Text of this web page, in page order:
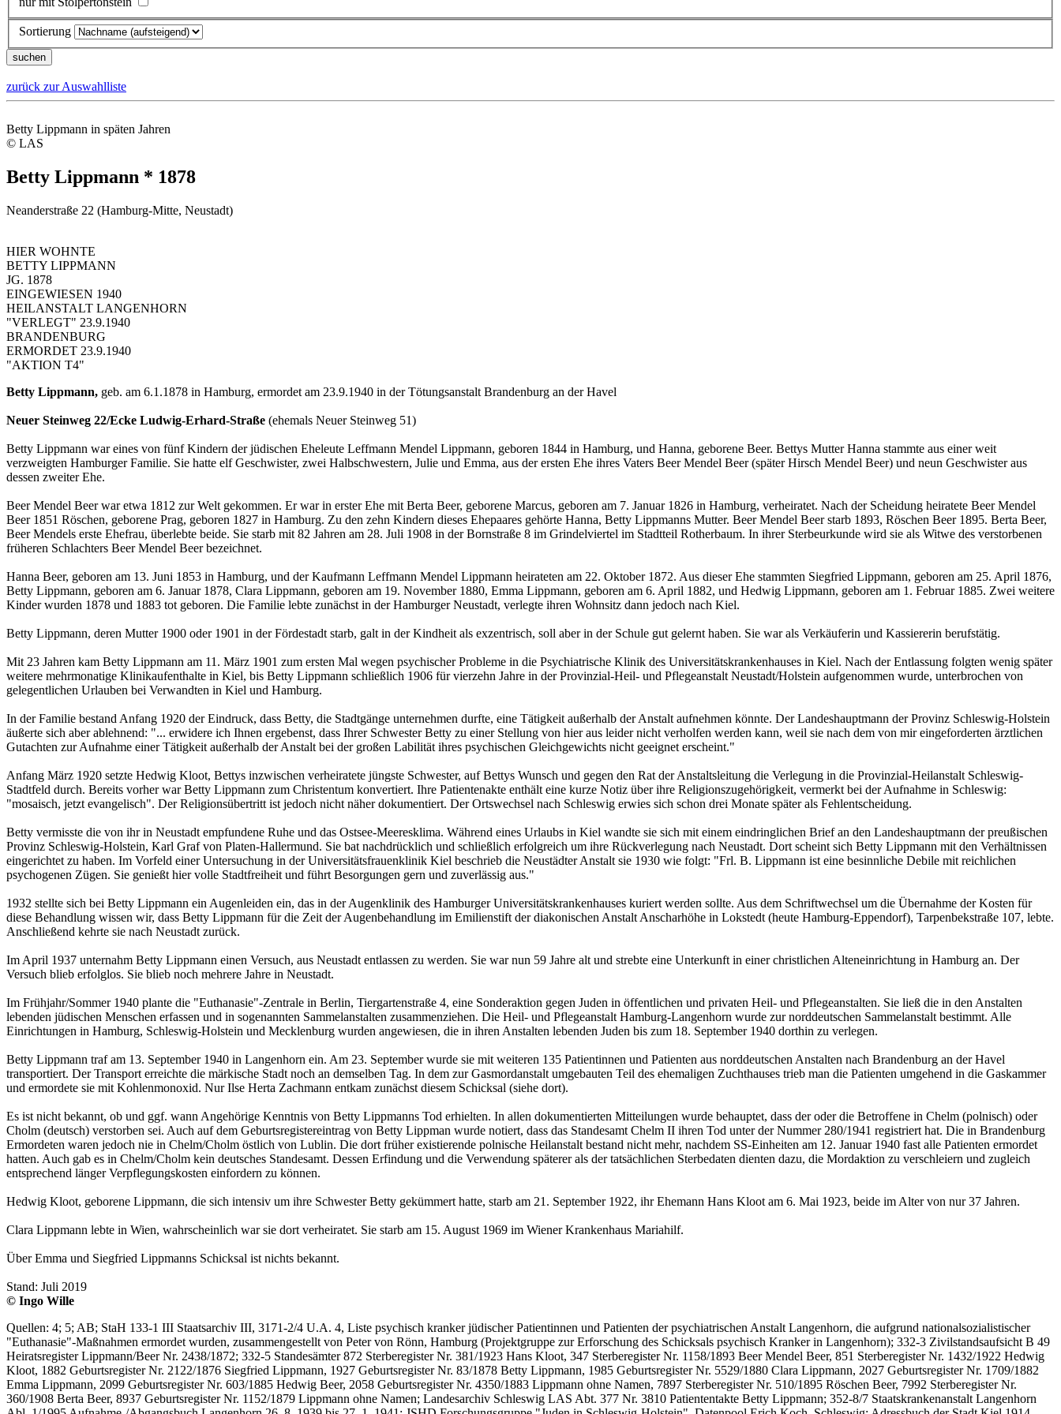
Sortierung
zurück zur Auswahlliste
Betty Lippmann in späten Jahren
© LAS
Betty Lippmann * 1878
Neanderstraße 22 (Hamburg-Mitte, Neustadt)
HIER WOHNTE
BETTY LIPPMANN
JG. 1878
EINGEWIESEN 1940
HEILANSTALT LANGENHORN
"VERLEGT" 23.9.1940
BRANDENBURG
ERMORDET 23.9.1940
"AKTION T4"
Betty Lippmann, geb. am 6.1.1878 in Hamburg, ermordet am 23.9.1940 in der Tötungsanstalt Brandenburg an der Havel
Neuer Steinweg 22/Ecke Ludwig-Erhard-Straße (ehemals Neuer Steinweg 51)
Betty Lippmann war eines von fünf Kindern der jüdischen Eheleute Leffmann Mendel Lippmann, geboren 1844 in Hamburg, und Hanna, geborene Beer. Bettys Mutter Hanna stammte aus einer weit
verzweigten Hamburger Familie. Sie hatte elf Geschwister, zwei Halbschwestern, Julie und Emma, aus der ersten Ehe ihres Vaters Beer Mendel Beer (später Hirsch Mendel Beer) und neun Geschwister aus
dessen zweiter Ehe.
Beer Mendel Beer war etwa 1812 zur Welt gekommen. Er war in erster Ehe mit Berta Beer, geborene Marcus, geboren am 7. Januar 1826 in Hamburg, verheiratet. Nach der Scheidung heiratete Beer Mendel
Beer 1851 Röschen, geborene Prag, geboren 1827 in Hamburg. Zu den zehn Kindern dieses Ehepaares gehörte Hanna, Betty Lippmanns Mutter. Beer Mendel Beer starb 1893, Röschen Beer 1895. Berta Beer,
Beer Mendels erste Ehefrau, überlebte beide. Sie starb mit 82 Jahren am 28. Juli 1908 in der Bornstraße 8 im Grindelviertel im Stadtteil Rotherbaum. In ihrer Sterbeurkunde wird sie als Witwe des verstorbenen
früheren Schlachters Beer Mendel Beer bezeichnet.
Hanna Beer, geboren am 13. Juni 1853 in Hamburg, und der Kaufmann Leffmann Mendel Lippmann heirateten am 22. Oktober 1872. Aus dieser Ehe stammten Siegfried Lippmann, geboren am 25. April 1876,
Betty Lippmann, geboren am 6. Januar 1878, Clara Lippmann, geboren am 19. November 1880, Emma Lippmann, geboren am 6. April 1882, und Hedwig Lippmann, geboren am 1. Februar 1885. Zwei weitere
Kinder wurden 1878 und 1883 tot geboren. Die Familie lebte zunächst in der Hamburger Neustadt, verlegte ihren Wohnsitz dann jedoch nach Kiel.
Betty Lippmann, deren Mutter 1900 oder 1901 in der Fördestadt starb, galt in der Kindheit als exzentrisch, soll aber in der Schule gut gelernt haben. Sie war als Verkäuferin und Kassiererin berufstätig.
Mit 23 Jahren kam Betty Lippmann am 11. März 1901 zum ersten Mal wegen psychischer Probleme in die Psychiatrische Klinik des Universitätskrankenhauses in Kiel. Nach der Entlassung folgten wenig später
weitere mehrmonatige Klinikaufenthalte in Kiel, bis Betty Lippmann schließlich 1906 für vierzehn Jahre in der Provinzial-Heil- und Pflegeanstalt Neustadt/Holstein aufgenommen wurde, unterbrochen von
gelegentlichen Urlauben bei Verwandten in Kiel und Hamburg.
In der Familie bestand Anfang 1920 der Eindruck, dass Betty, die Stadtgänge unternehmen durfte, eine Tätigkeit außerhalb der Anstalt aufnehmen könnte. Der Landeshauptmann der Provinz Schleswig-Holstein
äußerte sich aber ablehnend: "... erwidere ich Ihnen ergebenst, dass Ihrer Schwester Betty zu einer Stellung von hier aus leider nicht verholfen werden kann, weil sie nach dem von mir eingeforderten ärztlichen
Gutachten zur Aufnahme einer Tätigkeit außerhalb der Anstalt bei der großen Labilität ihres psychischen Gleichgewichts nicht geeignet erscheint."
Anfang März 1920 setzte Hedwig Kloot, Bettys inzwischen verheiratete jüngste Schwester, auf Bettys Wunsch und gegen den Rat der Anstaltsleitung die Verlegung in die Provinzial-Heilanstalt Schleswig-
Stadtfeld durch. Bereits vorher war Betty Lippmann zum Christentum konvertiert. Ihre Patientenakte enthält eine kurze Notiz über ihre Religionszugehörigkeit, vermerkt bei der Aufnahme in Schleswig:
"mosaisch, jetzt evangelisch". Der Religionsübertritt ist jedoch nicht näher dokumentiert. Der Ortswechsel nach Schleswig erwies sich schon drei Monate später als Fehlentscheidung.
Betty vermisste die von ihr in Neustadt empfundene Ruhe und das Ostsee-Meeresklima. Während eines Urlaubs in Kiel wandte sie sich mit einem eindringlichen Brief an den Landeshauptmann der preußischen
Provinz Schleswig-Holstein, Karl Graf von Platen-Hallermund. Sie bat nachdrücklich und schließlich erfolgreich um ihre Rückverlegung nach Neustadt. Dort scheint sich Betty Lippmann mit den Verhältnissen
eingerichtet zu haben. Im Vorfeld einer Untersuchung in der Universitätsfrauenklinik Kiel beschrieb die Neustädter Anstalt sie 1930 wie folgt: "Frl. B. Lippmann ist eine besinnliche Debile mit reichlichen
psychogenen Zügen. Sie genießt hier volle Stadtfreiheit und führt Besorgungen gern und zuverlässig aus."
1932 stellte sich bei Betty Lippmann ein Augenleiden ein, das in der Augenklinik des Hamburger Universitätskrankenhauses kuriert werden sollte. Aus dem Schriftwechsel um die Übernahme der Kosten für
diese Behandlung wissen wir, dass Betty Lippmann für die Zeit der Augenbehandlung im Emilienstift der diakonischen Anstalt Anscharhöhe in Lokstedt (heute Hamburg-Eppendorf), Tarpenbekstraße 107, lebte.
Anschließend kehrte sie nach Neustadt zurück.
Im April 1937 unternahm Betty Lippmann einen Versuch, aus Neustadt entlassen zu werden. Sie war nun 59 Jahre alt und strebte eine Unterkunft in einer christlichen Alteneinrichtung in Hamburg an. Der
Versuch blieb erfolglos. Sie blieb noch mehrere Jahre in Neustadt.
Im Frühjahr/Sommer 1940 plante die "Euthanasie"-Zentrale in Berlin, Tiergartenstraße 4, eine Sonderaktion gegen Juden in öffentlichen und privaten Heil- und Pflegeanstalten. Sie ließ die in den Anstalten
lebenden jüdischen Menschen erfassen und in sogenannten Sammelanstalten zusammenziehen. Die Heil- und Pflegeanstalt Hamburg-Langenhorn wurde zur norddeutschen Sammelanstalt bestimmt. Alle
Einrichtungen in Hamburg, Schleswig-Holstein und Mecklenburg wurden angewiesen, die in ihren Anstalten lebenden Juden bis zum 18. September 1940 dorthin zu verlegen.
Betty Lippmann traf am 13. September 1940 in Langenhorn ein. Am 23. September wurde sie mit weiteren 135 Patientinnen und Patienten aus norddeutschen Anstalten nach Brandenburg an der Havel
transportiert. Der Transport erreichte die märkische Stadt noch an demselben Tag. In dem zur Gasmordanstalt umgebauten Teil des ehemaligen Zuchthauses trieb man die Patienten umgehend in die Gaskammer
und ermordete sie mit Kohlenmonoxid. Nur Ilse Herta Zachmann entkam zunächst diesem Schicksal (siehe dort).
Es ist nicht bekannt, ob und ggf. wann Angehörige Kenntnis von Betty Lippmanns Tod erhielten. In allen dokumentierten Mitteilungen wurde behauptet, dass der oder die Betroffene in Chelm (polnisch) oder
Cholm (deutsch) verstorben sei. Auch auf dem Geburtsregistereintrag von Betty Lippman wurde notiert, dass das Standesamt Chelm II ihren Tod unter der Nummer 280/1941 registriert hat. Die in Brandenburg
Ermordeten waren jedoch nie in Chelm/Cholm östlich von Lublin. Die dort früher existierende polnische Heilanstalt bestand nicht mehr, nachdem SS-Einheiten am 12. Januar 1940 fast alle Patienten ermordet
hatten. Auch gab es in Chelm/Cholm kein deutsches Standesamt. Dessen Erfindung und die Verwendung späterer als der tatsächlichen Sterbedaten dienten dazu, die Mordaktion zu verschleiern und zugleich
entsprechend länger Verpflegungskosten einfordern zu können.
Hedwig Kloot, geborene Lippmann, die sich intensiv um ihre Schwester Betty gekümmert hatte, starb am 21. September 1922, ihr Ehemann Hans Kloot am 6. Mai 1923, beide im Alter von nur 37 Jahren.
Clara Lippmann lebte in Wien, wahrscheinlich war sie dort verheiratet. Sie starb am 15. August 1969 im Wiener Krankenhaus Mariahilf.
Über Emma und Siegfried Lippmanns Schicksal ist nichts bekannt.
Stand: Juli 2019
© Ingo Wille
Quellen: 4; 5; AB; StaH 133-1 III Staatsarchiv III, 3171-2/4 U.A. 4, Liste psychisch kranker jüdischer Patientinnen und Patienten der psychiatrischen Anstalt Langenhorn, die aufgrund nationalsozialistischer
"Euthanasie"-Maßnahmen ermordet wurden, zusammengestellt von Peter von Rönn, Hamburg (Projektgruppe zur Erforschung des Schicksals psychisch Kranker in Langenhorn); 332-3 Zivilstandsaufsicht B 49
Heiratsregister Lippmann/Beer Nr. 2438/1872; 332-5 Standesämter 872 Sterberegister Nr. 381/1923 Hans Kloot, 347 Sterberegister Nr. 1158/1893 Beer Mendel Beer, 851 Sterberegister Nr. 1432/1922 Hedwig
Kloot, 1882 Geburtsregister Nr. 2122/1876 Siegfried Lippmann, 1927 Geburtsregister Nr. 83/1878 Betty Lippmann, 1985 Geburtsregister Nr. 5529/1880 Clara Lippmann, 2027 Geburtsregister Nr. 1709/1882
Emma Lippmann, 2099 Geburtsregister Nr. 603/1885 Hedwig Beer, 2058 Geburtsregister Nr. 4350/1883 Lippmann ohne Namen, 7897 Sterberegister Nr. 510/1895 Röschen Beer, 7992 Sterberegister Nr.
360/1908 Berta Beer, 8937 Geburtsregister Nr. 1152/1879 Lippmann ohne Namen; Landesarchiv Schleswig LAS Abt. 377 Nr. 3810 Patiententakte Betty Lippmann; 352-8/7 Staatskrankenanstalt Langenhorn